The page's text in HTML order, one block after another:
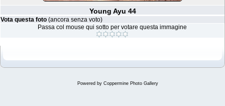
Young Ayu 44
Vota questa foto (ancora senza voto)
Passa col mouse qui sotto per votare questa immagine
Powered by Coppermine Photo Gallery